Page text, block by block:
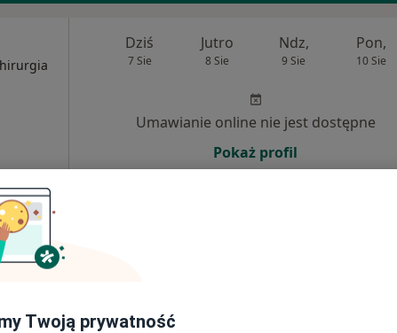
Dziś
7 Sie
Jutro
8 Sie
Ndz,
9 Sie
Pon,
10 Sie
Umawianie online nie jest dostępne
Pokaż profil
Dziś
Twoją prywatność